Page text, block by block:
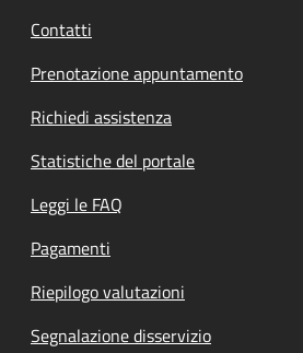
Contatti
Prenotazione appuntamento
Richiedi assistenza
Statistiche del portale
Leggi le FAQ
Pagamenti
Riepilogo valutazioni
Segnalazione disservizio